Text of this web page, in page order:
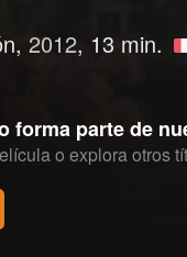
2012, 13 min.
forma parte de
o explora otros